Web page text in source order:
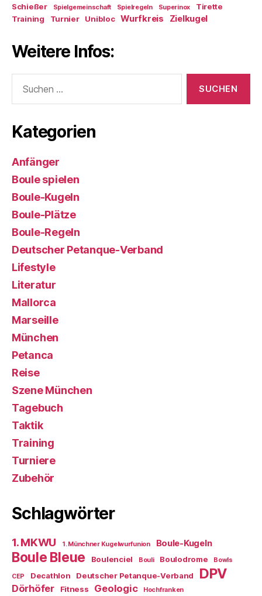
Schießer Spielgemeinschaft Spielregeln Superinox
Tirette
Training
Turnier Unibloc Wurfkreis Zielkugel
Weitere Infos:
nach:
Kategorien
Anfänger
Boule spielen
Boule-Kugeln
Boule-Plätze
Boule-Regeln
Deutscher Petanque-Verband
Lifestyle
Literatur
Mallorca
Marseille
München
Petanca
Reise
Szene München
Tagebuch
Taktik
Training
Turniere
Zubehör
Schlagwörter
1. MKWU 1. Münchner Kugelwurfunion Boule-Kugeln
Boule Bleue Boulenciel Bouli Boulodrome Bowls
CEP Decathlon Deutscher Petanque-Verband DPV
Dörhöfer Fitness Geologic Hochfranken